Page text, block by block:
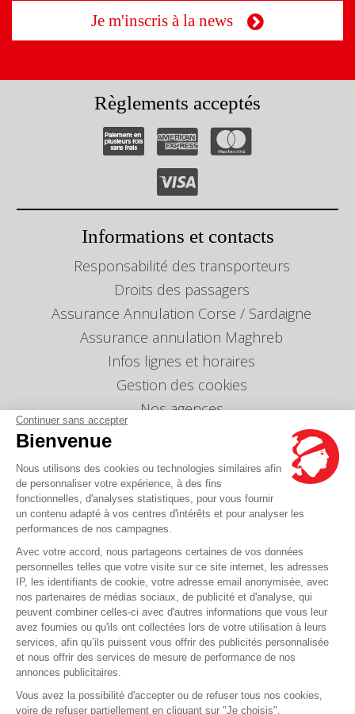
Continuer sans accepter
Bienvenue
Nous utilisons des cookies ou technologies similaires afin
de personnaliser votre expérience, à des fins
fonctionnelles, d'analyses statistiques, pour vous fournir
un contenu adapté à vos centres d'intérêts et pour analyser les
performances de nos campagnes.
Avec votre accord, nous partageons certaines de vos données
personnelles telles que votre visite sur ce site internet, les adresses
IP, les identifiants de cookie, votre adresse email anonymisée, avec
nos partenaires de médias sociaux, de publicité et d'analyse, qui
peuvent combiner celles-ci avec d'autres informations que vous leur
avez fournies ou qu'ils ont collectées lors de votre utilisation à leurs
services, afin qu’ils puissent vous offrir des publicités personnalisée
et nous offrir des services de mesure de performance de nos
annonces publicitaires.
Vous avez la possibilité d'accepter ou de refuser tous nos cookies,
voire de refuser partiellement en cliquant sur "Je choisis".
Je m'inscris à la news
Règlements acceptés
Informations et contacts
Responsabilité des transporteurs
Droits des passagers
Assurance Annulation Corse / Sardaigne
Assurance annulation Maghreb
Infos lignes et horaires
Gestion des cookies
Nos agences
Nous envoyer un message
Info Ventes et Modifications
Politique de protection des données
personnelles
Index égalité professionnelle Femmes-Hommes
Écarts de représentation femmes-hommes dans
les postes de direction
Vous avez une question ?
La FAQ c'est ici